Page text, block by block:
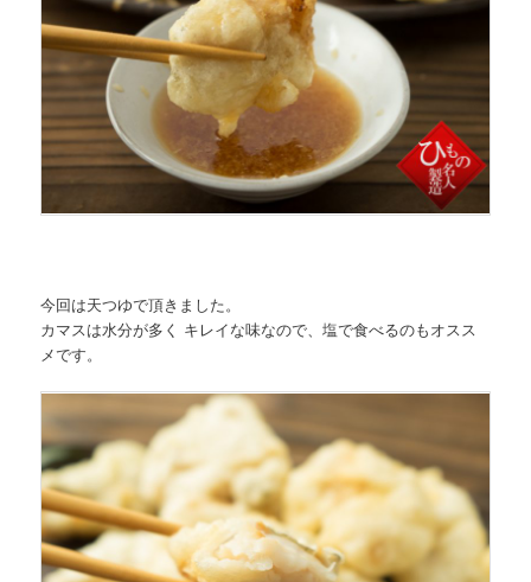
今回は天つゆで頂きました。
カマスは水分が多く キレイな味なので、塩で食べるのもオスス
メです。